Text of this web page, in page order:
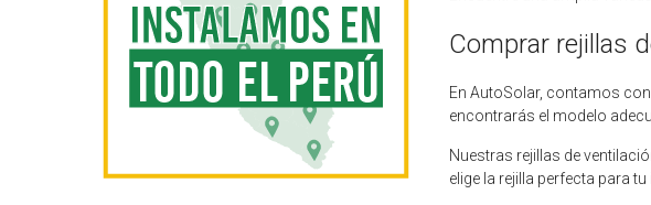
Comprar rejillas
En AutoSolar, contamos
encontrarás el modelo
Nuestras rejillas de
elige la rejilla perfecta para